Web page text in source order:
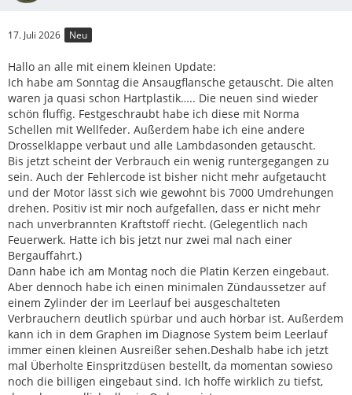
17. Juli 2026 Neu
Hallo an alle mit einem kleinen Update:
Ich habe am Sonntag die Ansaugflansche getauscht. Die alten
waren ja quasi schon Hartplastik….. Die neuen sind wieder
schön fluffig. Festgeschraubt habe ich diese mit Norma
Schellen mit Wellfeder. Außerdem habe ich eine andere
Drosselklappe verbaut und alle Lambdasonden getauscht.
Bis jetzt scheint der Verbrauch ein wenig runtergegangen zu
sein. Auch der Fehlercode ist bisher nicht mehr aufgetaucht
und der Motor lässt sich wie gewohnt bis 7000 Umdrehungen
drehen. Positiv ist mir noch aufgefallen, dass er nicht mehr
nach unverbrannten Kraftstoff riecht. (Gelegentlich nach
Feuerwerk. Hatte ich bis jetzt nur zwei mal nach einer
Bergauffahrt.)
Dann habe ich am Montag noch die Platin Kerzen eingebaut.
Aber dennoch habe ich einen minimalen Zündaussetzer auf
einem Zylinder der im Leerlauf bei ausgeschalteten
Verbrauchern deutlich spürbar und auch hörbar ist. Außerdem
kann ich in dem Graphen im Diagnose System beim Leerlauf
immer einen kleinen Ausreißer sehen.Deshalb habe ich jetzt
mal Überholte Einspritzdüsen bestellt, da momentan sowieso
noch die billigen eingebaut sind. Ich hoffe wirklich zu tiefst,